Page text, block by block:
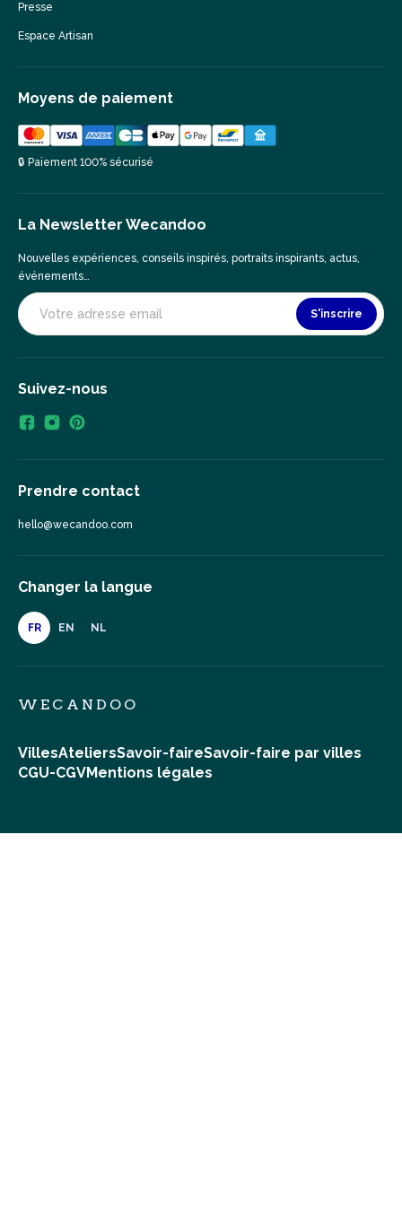
Presse
Espace Artisan
Moyens de paiement
🔒 Paiement 100% sécurisé
La Newsletter Wecandoo
Nouvelles expériences, conseils inspirés, portraits inspirants, actus,
événements…
S'inscrire
Suivez-nous
Prendre contact
hello@wecandoo.com
Changer la langue
FR EN NL
WECANDOO
VillesAteliersSavoir-faireSavoir-faire par villes
CGU-CGVMentions légales